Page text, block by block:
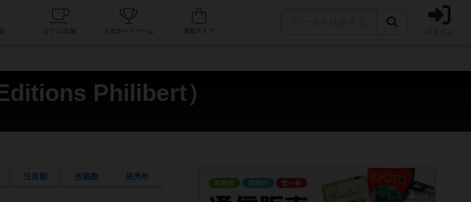
人気ボードゲーム ログイン
Philibert）
注目順 投稿数 発売年